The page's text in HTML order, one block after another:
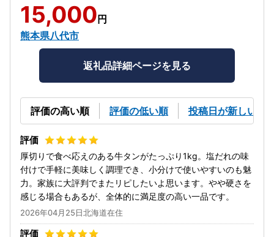
15,000 円
熊本県八代市
返礼品詳細ページを見る
評価の高い順 評価の低い順 投稿日が新しい順
厚切りで食べ応えのある牛タンがたっぷり1kg。塩だれの味
付けで手軽に美味しく調理でき、小分けで使いやすいのも魅
力。家族に大評判でまたリピしたいよ思います。やや硬さを
感じる場合もあるが、全体的に満足度の高い一品です。
2026年04月25日北海道在住